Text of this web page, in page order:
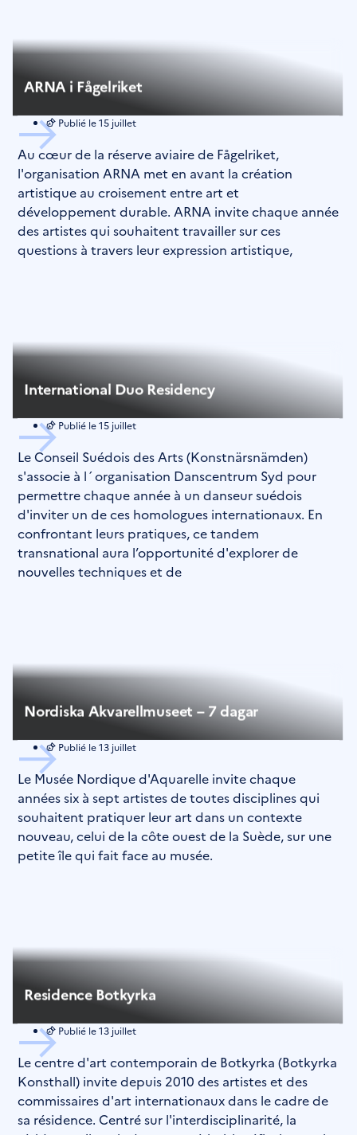
ARNA i Fågelriket
Publié le15 juillet
Au cœur de la réserve aviaire de Fågelriket,
l'organisation ARNA met en avant la création
artistique au croisement entre art et
développement durable. ARNA invite chaque année
des artistes qui souhaitent travailler sur ces
questions à travers leur expression artistique,
International Duo Residency
Publié le15 juillet
Le Conseil Suédois des Arts (Konstnärsnämden)
s'associe à l´organisation Danscentrum Syd pour
permettre chaque année à un danseur suédois
d'inviter un de ces homologues internationaux. En
confrontant leurs pratiques, ce tandem
transnational aura l’opportunité d'explorer de
nouvelles techniques et de
Nordiska Akvarellmuseet – 7 dagar
Publié le13 juillet
Le Musée Nordique d'Aquarelle invite chaque
années six à sept artistes de toutes disciplines qui
souhaitent pratiquer leur art dans un contexte
nouveau, celui de la côte ouest de la Suède, sur une
petite île qui fait face au musée.
Residence Botkyrka
Publié le13 juillet
Le centre d'art contemporain de Botkyrka (Botkyrka
Konsthall) invite depuis 2010 des artistes et des
commissaires d'art internationaux dans le cadre de
sa résidence. Centré sur l'interdisciplinarité, la